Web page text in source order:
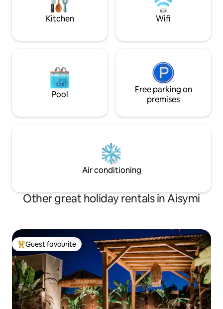
και φαρμακείο. Το αεροδρόμιο
Δημόκριτος είναι σε απόσταση 7 χλμ
από το κατάλυμα.
απόσταση από το
στα 4χλμ, από το
από το ΚΤΕΛ στα
Kitchen Wifi
Pool
Free parking on
premises
Air conditioning
Other great holiday rentals in Aisymi
Top guest favourite
Guest favourite